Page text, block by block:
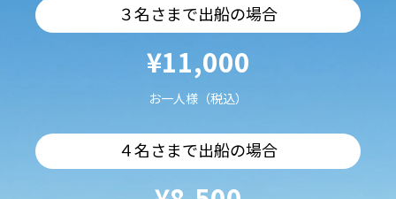
３名さまで出船の場合
¥11,000
お一人様（税込）
４名さまで出船の場合